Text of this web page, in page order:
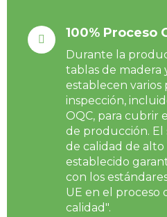
100% Proceso
Durante la
tablas de madera
establecen varios
inspección,
OQC, para cubrir
de producción. El
de calidad de
establecido
con los
UE en el proceso
calidad".